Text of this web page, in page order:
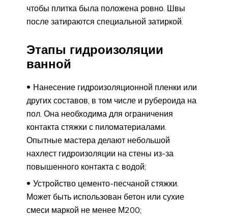
чтобы плитка была положена ровно. Швы
после затираются специальной затиркой.
Этапы гидроизоляции
ванной
Нанесение гидроизоляционной пленки или
других составов, в том числе и рубероида на
пол. Она необходима для ограничения
контакта стяжки с пиломатериалами.
Опытные мастера делают небольшой
нахлест гидроизоляции на стены из-за
повышенного контакта с водой;
Устройство цементо-песчаной стяжки.
Может быть использован бетон или сухие
смеси маркой не менее М200;